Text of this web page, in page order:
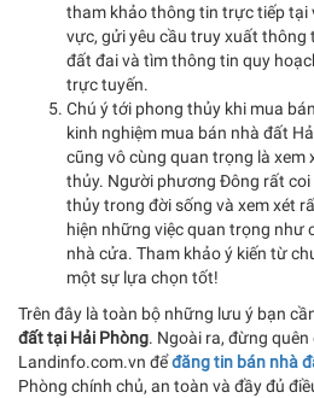
tham khảo thông tin trực tiếp tại
vực, gửi yêu cầu truy xuất thông
đất đai và tìm thông tin quy
trực tuyến.
Chú ý tới phong thủy khi mua
kinh nghiệm mua bán nhà đất
cũng vô cùng quan trọng là xem
thủy. Người phương Đông rất
thủy trong đời sống và xem xét
hiện những việc quan trọng như
nhà cửa. Tham khảo ý kiến từ
một sự lựa chọn tốt!
Trên đây là toàn bộ những lưu ý bạn
đất tại Hải Phòng. Ngoài ra, đừng
Landinfo.com.vn đểđăng tin bán nhà
Phòng chính chủ, an toàn và đầy đủ